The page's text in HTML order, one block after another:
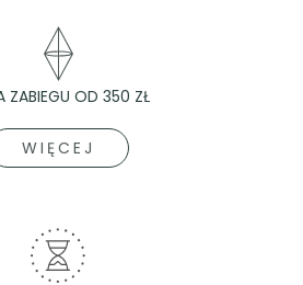
ZABIEGU OD 350 ZŁ
WIĘCEJ